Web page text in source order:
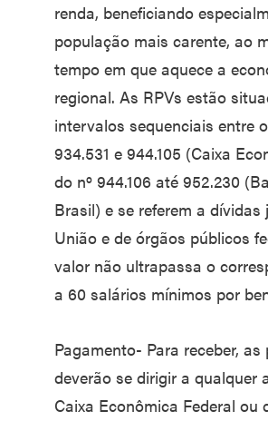
renda, beneficiando
população mais carente, ao
tempo em que aquece a
regional. As RPVs estão
intervalos sequenciais entre
934.531 e 944.105 (Caixa
do nº 944.106 até 952.230
Brasil) e se referem a dívidas
União e de órgãos públicos
valor não ultrapassa o
a 60 salários mínimos por
Pagamento- Para receber, as
deverão se dirigir a qualquer
Caixa Econômica Federal ou